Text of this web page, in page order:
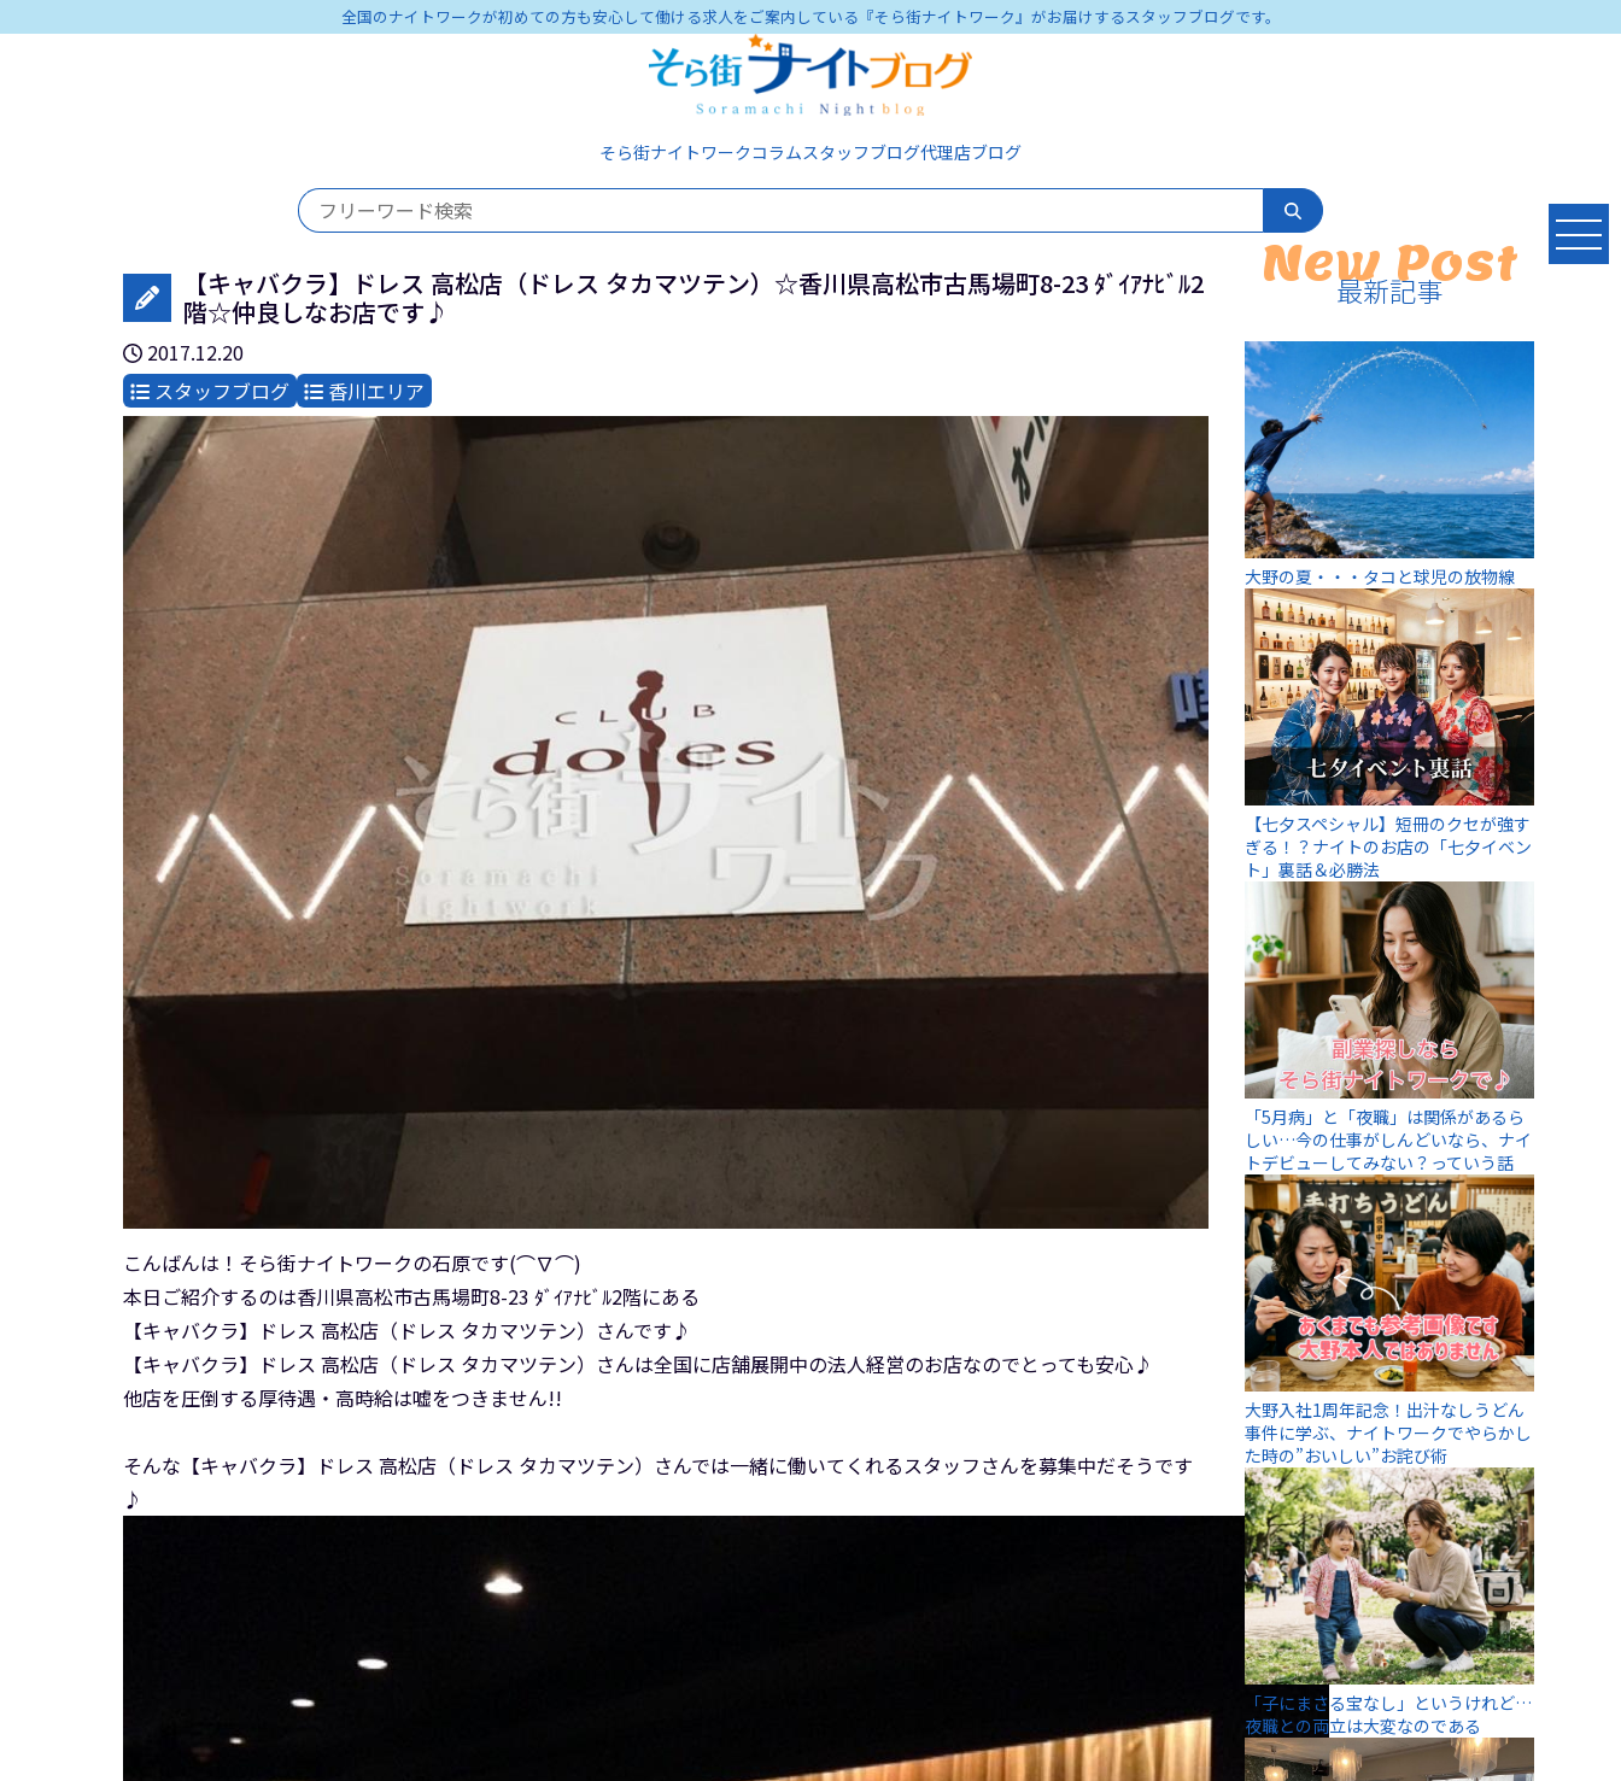
全国のナイトワークが初めての方も安心して働ける求人をご案内している『そら街ナイトワーク』がお届けするスタッフブログです。
そら街ナイトワークコラムスタッフブログ代理店ブログ
【キャバクラ】ドレス 高松店（ドレス タカマツテン）☆香川県高松市古馬場町8-23 ﾀﾞｲｱﾅﾋﾞﾙ2
階☆仲良しなお店です♪
2017.12.20
スタッフブログ
香川エリア
こんばんは！そら街ナイトワークの石原です(⌒∇⌒)
本日ご紹介するのは香川県高松市古馬場町8-23 ﾀﾞｲｱﾅﾋﾞﾙ2階にある
【キャバクラ】ドレス 高松店（ドレス タカマツテン）さんです♪
【キャバクラ】ドレス 高松店（ドレス タカマツテン）さんは全国に店舗展開中の法人経営のお店なのでとっても安心♪
他店を圧倒する厚待遇・高時給は嘘をつきません!!
そんな【キャバクラ】ドレス 高松店（ドレス タカマツテン）さんでは一緒に働いてくれるスタッフさんを募集中だそうです
♪
New Post
最新記事
大野の夏・・・タコと球児の放物線
【七夕スペシャル】短冊のクセが強す
ぎる！？ナイトのお店の「七夕イベン
ト」裏話＆必勝法
「5月病」と「夜職」は関係があるら
しい…今の仕事がしんどいなら、ナイ
トデビューしてみない？っていう話
大野入社1周年記念！出汁なしうどん
事件に学ぶ、ナイトワークでやらかし
た時の”おいしい”お詫び術
「子にまさる宝なし」というけれど…
夜職との両立は大変なのである